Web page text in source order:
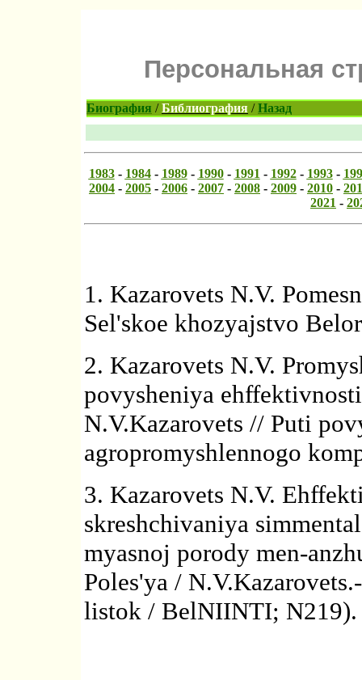
Персональная
Биография /Библиография /Назад
1983 - 1984 - 1989 - 1990 - 1991 - 1992 - 1993 -
2004 - 2005 - 2006 - 2007 - 2008 - 2009 - 2010 -
2021 -
1. Kazarovets N.V.
Sel'skoe khozyajstvo
2. Kazarovets N.V.
povysheniya
N.V.Kazarovets // Puti
agropromyshlennogo
3. Kazarovets N.V.
skreshchivaniya
myasnoj porody men-
Poles'ya /
listok / BelNIINTI; N219).